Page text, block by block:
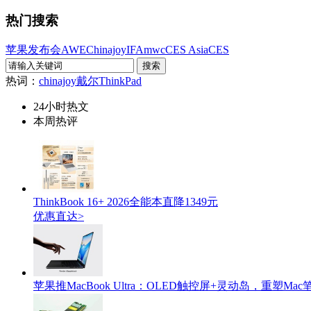
热门搜索
苹果发布会AWEChinajoyIFAmwcCES AsiaCES
热词： chinajoy戴尔ThinkPad
24小时热文
本周热评
ThinkBook 16+ 2026全能本直降1349元
优惠直达>
苹果推MacBook Ultra：OLED触控屏+灵动岛，重塑Mac